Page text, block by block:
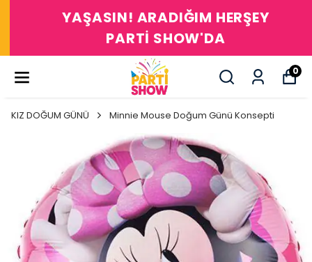
YAŞASIN! ARADIĞIM HERŞEY
PARTİ SHOW'DA
0
KIZ DOĞUM GÜNÜ Minnie Mouse Doğum Günü Konsepti